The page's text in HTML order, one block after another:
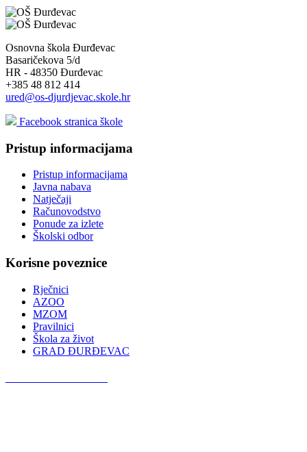
Osnovna škola Đurđevac
Basaričekova 5/d
HR - 48350 Đurđevac
+385 48 812 414
ured@os-djurdjevac.skole.hr
Facebook stranica škole
Pristup informacijama
Pristup informacijama
Javna nabava
Natječaji
Računovodstvo
Ponude za izlete
Školski odbor
Korisne poveznice
Rječnici
AZOO
MZOM
Pravilnici
Škola za život
GRAD ĐURĐEVAC